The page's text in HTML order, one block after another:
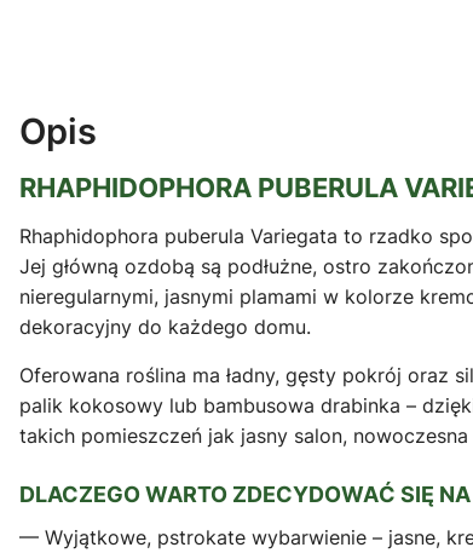
Opis
RHAPHIDOPHORA PUBERULA
Rhaphidophora puberula Variegata to rzadko
Jej główną ozdobą są podłużne, ostro
nieregularnymi, jasnymi plamami w kolorze
dekoracyjny do każdego domu.
Oferowana roślina ma ładny, gęsty pokrój oraz
palik kokosowy lub bambusowa drabinka –
takich pomieszczeń jak jasny salon,
DLACZEGO WARTO ZDECYDOWAĆ SIĘ
— Wyjątkowe, pstrokate wybarwienie – jasne,